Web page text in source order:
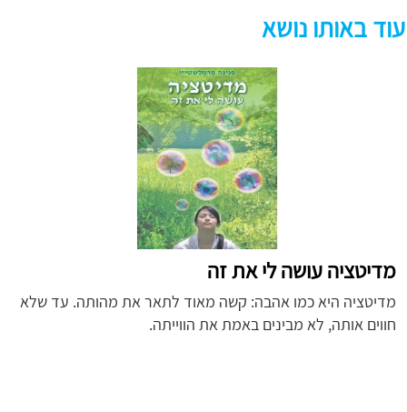
עוד באותו נושא
מדיטציה עושה לי את זה
מדיטציה היא כמו אהבה: קשה מאוד לתאר את מהותה. עד שלא
חווים אותה, לא מבינים באמת את הווייתה.